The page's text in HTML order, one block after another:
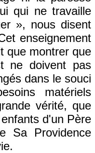
qui ne travaille
», nous disent
enseignement
que montrer que
ne doivent pas
dans le souci
matériels
vérité, que
d'un Père
Sa Providence